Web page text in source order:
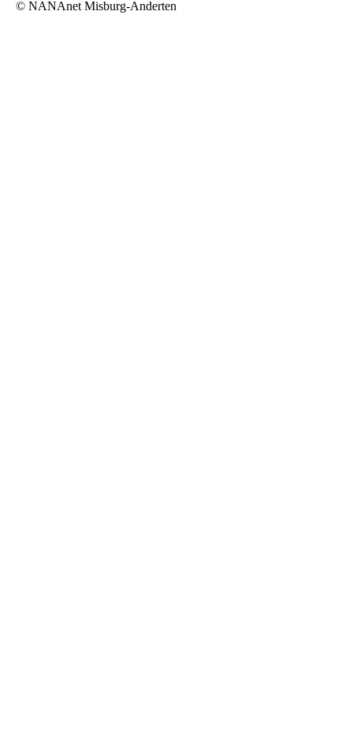
© NANAnet Misburg-Anderten